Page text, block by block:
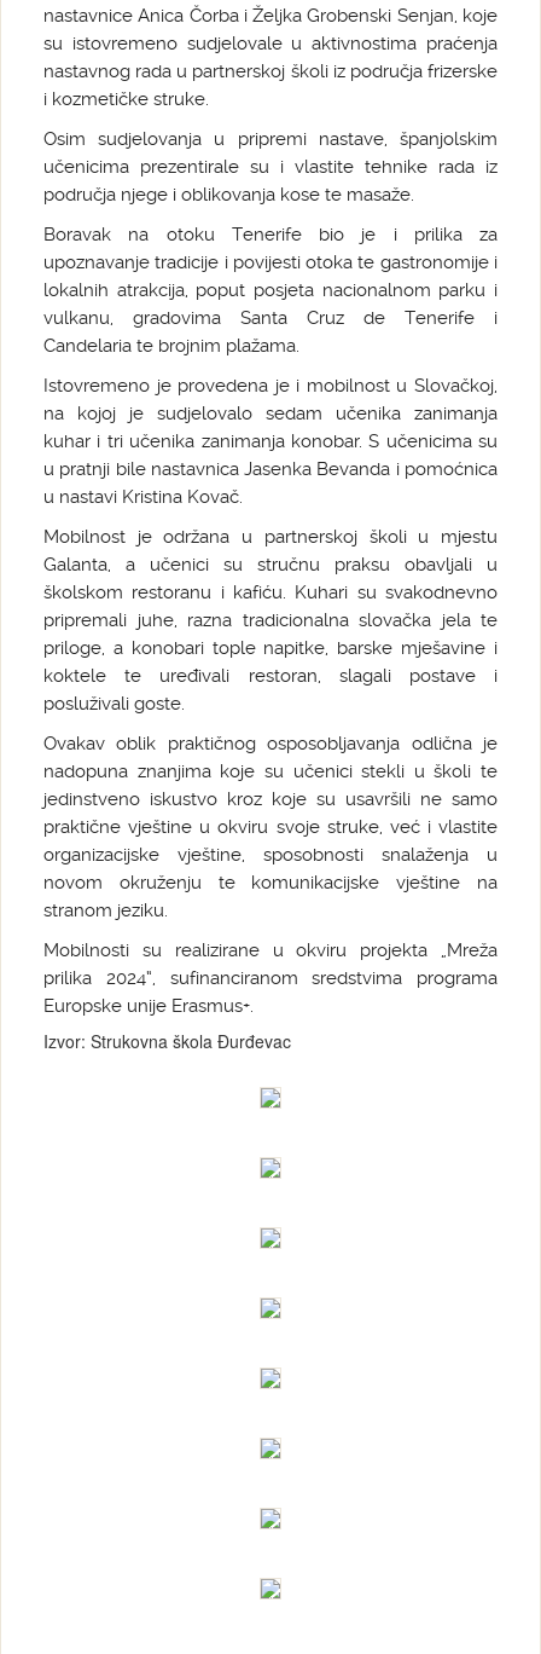
nastavnice Anica Čorba i Željka Grobenski Senjan, koje
su istovremeno sudjelovale u aktivnostima praćenja
nastavnog rada u partnerskoj školi iz područja frizerske
i kozmetičke struke.
Osim sudjelovanja u pripremi nastave, španjolskim
učenicima prezentirale su i vlastite tehnike rada iz
područja njege i oblikovanja kose te masaže.
Boravak na otoku Tenerife bio je i prilika za
upoznavanje tradicije i povijesti otoka te gastronomije i
lokalnih atrakcija, poput posjeta nacionalnom parku i
vulkanu, gradovima Santa Cruz de Tenerife i
Candelaria te brojnim plažama.
Istovremeno je provedena je i mobilnost u Slovačkoj,
na kojoj je sudjelovalo sedam učenika zanimanja
kuhar i tri učenika zanimanja konobar. S učenicima su
u pratnji bile nastavnica Jasenka Bevanda i pomoćnica
u nastavi Kristina Kovač.
Mobilnost je održana u partnerskoj školi u mjestu
Galanta, a učenici su stručnu praksu obavljali u
školskom restoranu i kafiću. Kuhari su svakodnevno
pripremali juhe, razna tradicionalna slovačka jela te
priloge, a konobari tople napitke, barske mješavine i
koktele te uređivali restoran, slagali postave i
posluživali goste.
Ovakav oblik praktičnog osposobljavanja odlična je
nadopuna znanjima koje su učenici stekli u školi te
jedinstveno iskustvo kroz koje su usavršili ne samo
praktične vještine u okviru svoje struke, već i vlastite
organizacijske vještine, sposobnosti snalaženja u
novom okruženju te komunikacijske vještine na
stranom jeziku.
Mobilnosti su realizirane u okviru projekta „Mreža
prilika 2024“, sufinanciranom sredstvima programa
Europske unije Erasmus+.
Izvor: Strukovna škola Đurđevac